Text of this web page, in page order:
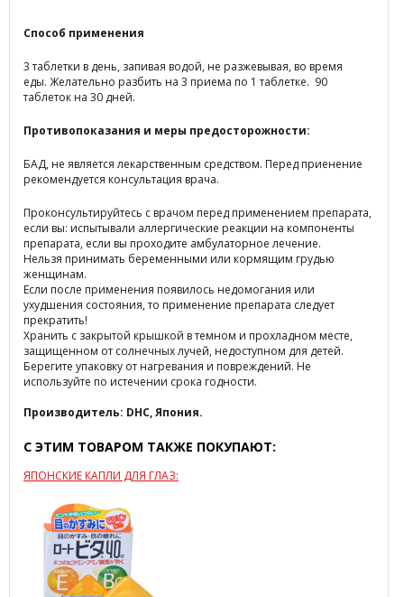
Способ применения
3 таблетки в день, запивая водой, не разжевывая, во время
еды. Желательно разбить на 3 приема по 1 таблетке. 90
таблеток на 30 дней.
Противопоказания и меры предосторожности:
БАД, не является лекарственным средством. Перед приенение
рекомендуется консультация врача.
Проконсультируйтесь с врачом перед применением препарата,
если вы: испытывали аллергические реакции на компоненты
препарата, если вы проходите амбулаторное лечение.
Нельзя принимать беременными или кормящим грудью
женщинам.
Если после применения появилось недомогания или
ухудшения состояния, то применение препарата следует
прекратить!
Хранить с закрытой крышкой в темном и прохладном месте,
защищенном от солнечных лучей, недоступном для детей.
Берегите упаковку от нагревания и повреждений. Не
используйте по истечении срока годности.
Производитель: DHC, Япония.
С ЭТИМ ТОВАРОМ ТАКЖЕ ПОКУПАЮТ:
ЯПОНСКИЕ КАПЛИ ДЛЯ ГЛАЗ: